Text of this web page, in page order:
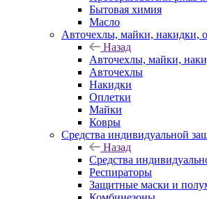
Бытовая химия
Масло
Авточехлы, майки, накидки,
Назад
Авточехлы, майки,
Авточехлы
Накидки
Оплетки
Майки
Ковры
Средства индивидуальной
Назад
Средства
Респираторы
Защитные маски и